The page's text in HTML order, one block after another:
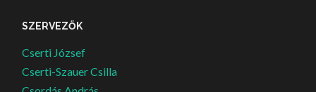
SZERVEZŐK
Cserti József
Cserti-Szauer Csilla